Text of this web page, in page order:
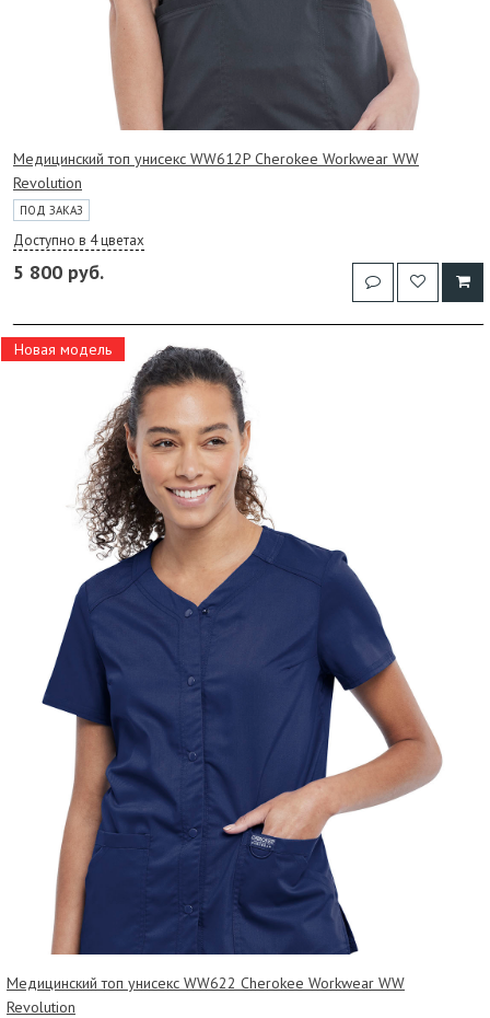
Медицинский топ унисекс WW612P Cherokee Workwear WW
Revolution
ПОД ЗАКАЗ
Доступно в 4 цветах
5 800 руб.
Новая модель
Медицинский топ унисекс WW622 Cherokee Workwear WW
Revolution